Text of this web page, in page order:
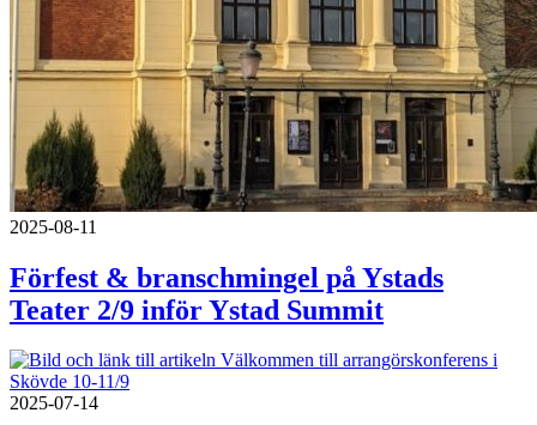
2025-08-11
Förfest & branschmingel på Ystads
Teater 2/9 inför Ystad Summit
2025-07-14